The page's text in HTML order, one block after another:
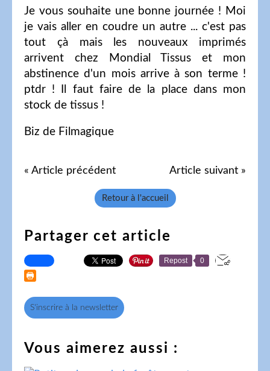
Je vous souhaite une bonne journée ! Moi
je vais aller en coudre un autre ... c'est pas
tout çà mais les nouveaux imprimés
arrivent chez Mondial Tissus et mon
abstinence d'un mois arrive à son terme !
ptdr ! Il faut faire de la place dans mon
stock de tissus !
Biz de Filmagique
« Article précédent Article suivant »
Retour à l'accueil
Partager cet article
Repost 0
S'inscrire à la newsletter
Vous aimerez aussi :